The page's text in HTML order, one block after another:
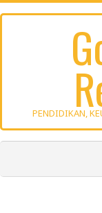
Skip
PENDIDIKAN,